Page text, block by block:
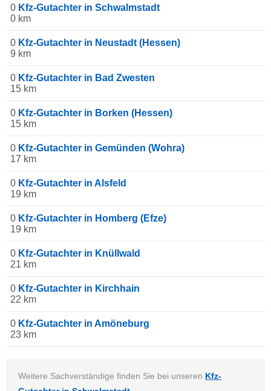
0 Kfz-Gutachter in Schwalmstadt
0 km
0 Kfz-Gutachter in Neustadt (Hessen)
9 km
0 Kfz-Gutachter in Bad Zwesten
15 km
0 Kfz-Gutachter in Borken (Hessen)
15 km
0 Kfz-Gutachter in Gemünden (Wohra)
17 km
0 Kfz-Gutachter in Alsfeld
19 km
0 Kfz-Gutachter in Homberg (Efze)
19 km
0 Kfz-Gutachter in Knüllwald
21 km
0 Kfz-Gutachter in Kirchhain
22 km
0 Kfz-Gutachter in Amöneburg
23 km
Weitere Sachverständige finden Sie bei unseren Kfz-